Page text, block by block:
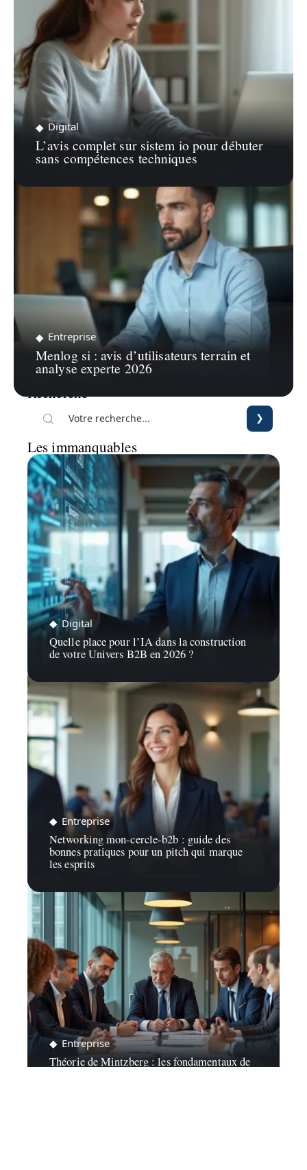
Digital
L’avis complet sur sistem io pour débuter
sans compétences techniques
Entreprise
Menlog si : avis d’utilisateurs terrain et
analyse experte 2026
Recherche
Les immanquables
Digital
Quelle place pour l’IA dans la construction
de votre Univers B2B en 2026 ?
Entreprise
Networking mon-cercle-b2b : guide des
bonnes pratiques pour un pitch qui marque
les esprits
Entreprise
Théorie de Mintzberg : les fondamentaux de